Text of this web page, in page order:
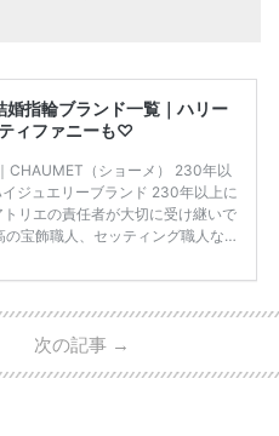
婚指輪ブランド一覧｜ハリー
ィファニーも♡
CHAUMET（ショーメ） 230年以
イジュエリーブランド 230年以上に
リエの責任者が大切に受け継いで
の宝飾職人、セッティング職人な
っています。 至高のデザインと品
婚約指輪 魔裟斗さんが矢沢さんに
ラットのものです。 ショーメの価
次の記事 →